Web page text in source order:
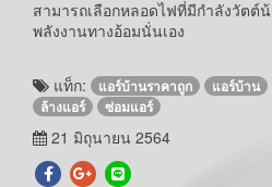
สามารถเลือกหลอดไฟที่มีกำลังวัตต์
พลังงานทางอ้อมนั่นเอง
แท็ก: แอร์บ้านราคาถูก แอร์บ้าน
ล้างแอร์
ซ่อมแอร์
21 มิถุนายน 2564